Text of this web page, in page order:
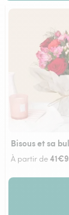
Bisous et sa
À partir de